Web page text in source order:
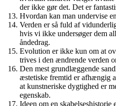
der ikke gør det. Det er
Hvordan kan man undervise
Verden er så fuld af
hvis vi ikke undersøger dem
åndedrag.
Evolution er ikke kun om at
trives i den ændrende verden
Den mest grundlæggende
æstetiske fremtid er afhængig
at kunstneriske dygtighed er
egenskab.
Ideen om en